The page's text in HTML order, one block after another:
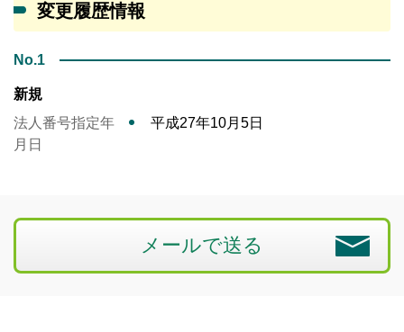
変更履歴情報
No.1
新規
法人番号指定年
月日
平成27年10月5日
メールで送る